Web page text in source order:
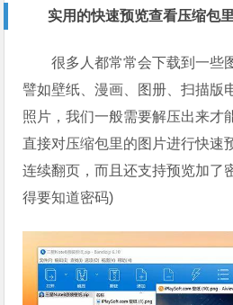
实用的快速预览查看压缩包
很多人都常常会下载到一些
譬如壁纸、漫画、图册、扫描版
照片，我们一般需要解压出来才
直接对压缩包里的图片进行快速
连续翻页，而且还支持预览加了
得要知道密码)